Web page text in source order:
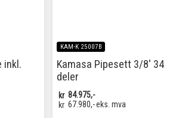
inkl.
KAM-K 25007B
Kamasa Pipesett 3/8' 34
deler
kr 84.975,-
kr 67.980,-eks. mva